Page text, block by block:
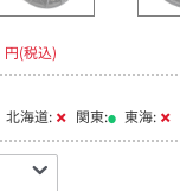
円(税込)
北海道: 関東: 東海: